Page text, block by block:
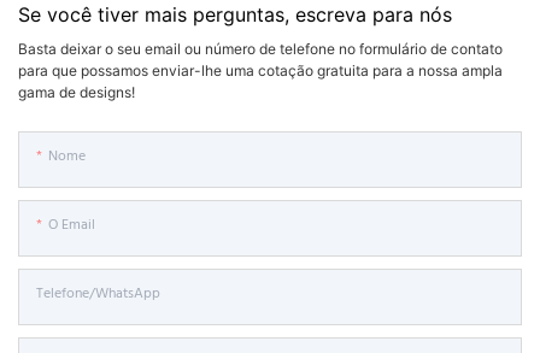
Se você tiver mais perguntas, escreva para nós
Basta deixar o seu email ou número de telefone no formulário de contato
para que possamos enviar-lhe uma cotação gratuita para a nossa ampla
gama de designs!
Nome
O Email
Telefone/WhatsApp